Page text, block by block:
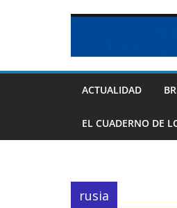
ACTUALIDAD
EL CUADERNO DE
rusia